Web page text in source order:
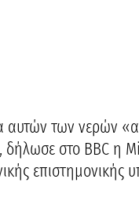
των νερών
δήλωσε στο BBC η
επιστημονικής